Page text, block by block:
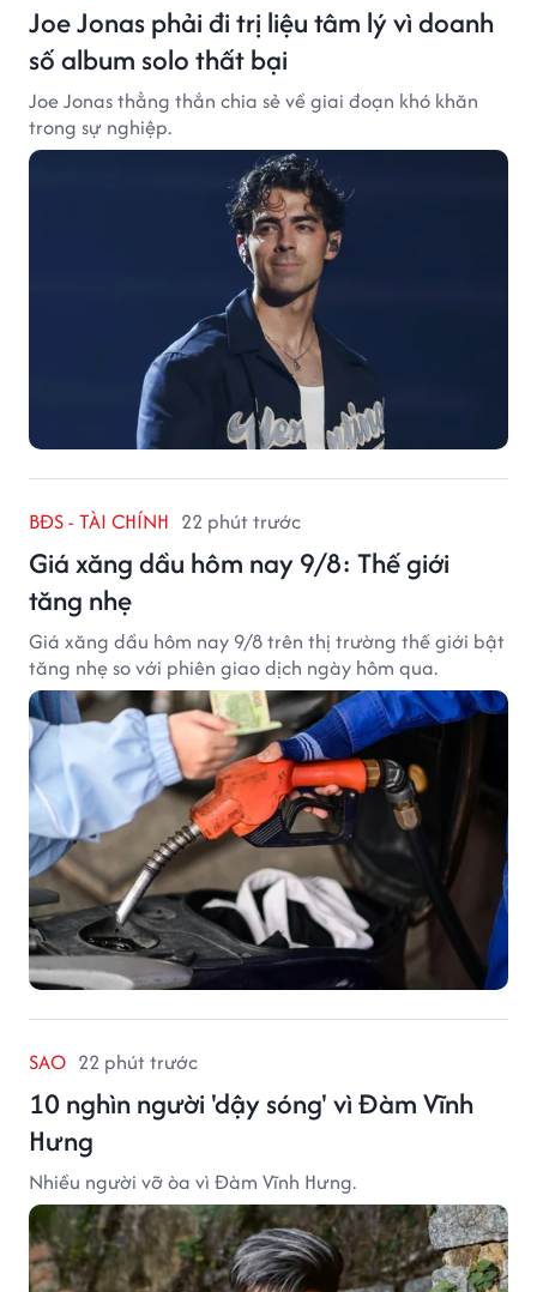
Joe Jonas phải đi trị liệu tâm lý vì doanh
số album solo thất bại
Joe Jonas thẳng thắn chia sẻ về giai đoạn khó khăn
trong sự nghiệp.
BĐS - TÀI CHÍNH 22 phút trước
Giá xăng dầu hôm nay 9/8: Thế giới
tăng nhẹ
Giá xăng dầu hôm nay 9/8 trên thị trường thế giới bật
tăng nhẹ so với phiên giao dịch ngày hôm qua.
SAO 22 phút trước
10 nghìn người 'dậy sóng' vì Đàm Vĩnh
Hưng
Nhiều người vỡ òa vì Đàm Vĩnh Hưng.